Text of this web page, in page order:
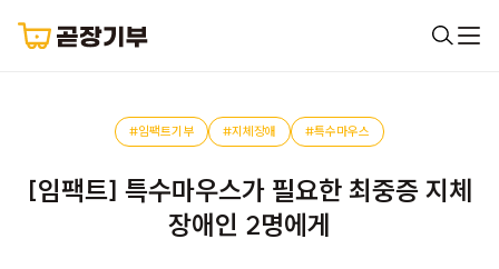
#임팩트기부 #지체장애 #특수마우스
[임팩트] 특수마우스가 필요한 최중증 지체
장애인 2명에게